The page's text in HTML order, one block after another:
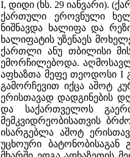
I, დიდი (ხს. 29 იანვარი).
ქართული ეროვნული
ნიშნავდა ხალიფა და
ხალიფატის უზენაეს
ქართლი ანუ თბილისი
ემორჩილებოდა.
აფხაზთა მეფე თეოდოსი I
გამორჩევით იქცა აშოტ
ერისთავად დადგინების
და საქართველოს
მემკვიდრეობისათვის
ისარგებლა აშოტ
უცხოური